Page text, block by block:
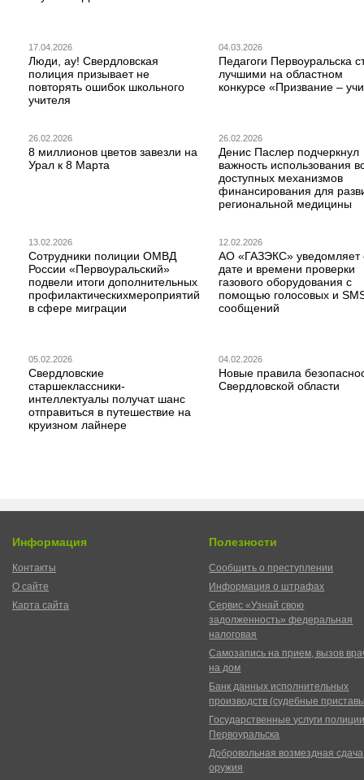
17.04.2026
Люди, ау! Свердловская
полиция призывает не
повторять ошибок школьного
учителя
04.03.2026
Педагоги Первоуральска
лучшими на областном
конкурсе «Призвание –
26.02.2026
8 миллионов цветов завезли на
Урал к 8 Марта
26.02.2026
Денис Паслер подчеркнул
важность использования
доступных механизмов
финансирования для
региональной медицины
13.02.2026
Сотрудники полиции ОМВД
России «Первоуральский»
подвели итоги дополнительных
профилактическихмероприятий
в сфере миграции
12.02.2026
АО «ГАЗЭКС» уведомляет
дате и времени проверки
газового оборудования с
помощью голосовых и
сообщений
05.02.2026
Свердловские
старшеклассники-
интеллектуалы получат шанс
отправиться в путешествие на
круизном лайнере
04.02.2026
Новые правила
Свердловской области
Информация
Контакты
О сайте
Карта сайта
Полезности
Сообщить о преступлении
Информация о штрафах
Сервис «Узнай свою
задолженность» федеральная
налоговая
Самозапись на прием, вызов
на дом
Банк данных исполнительных
производств (судебные
Государственные услуги
Первоуральска
Добровольная возмездная сдача
оружия